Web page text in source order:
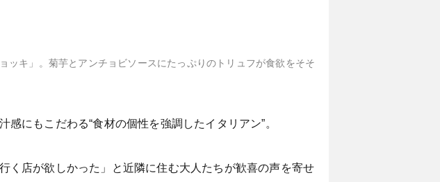
ッキ」。菊芋とアンチョビソースにたっぷりのトリュフが食欲をそそ
にもこだわる“食材の個性を強調したイタリアン”。
く店が欲しかった」と近隣に住む大人たちが歓喜の声を寄せ